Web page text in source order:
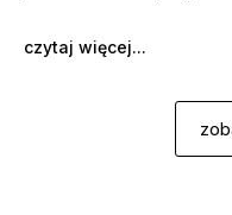
czytaj więcej...